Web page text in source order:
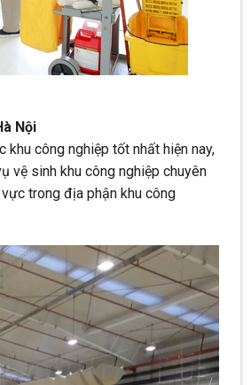
Nội
công nghiệp tốt nhất hiện nay,
vệ sinh khu công nghiệp chuyên
trong địa phận khu công